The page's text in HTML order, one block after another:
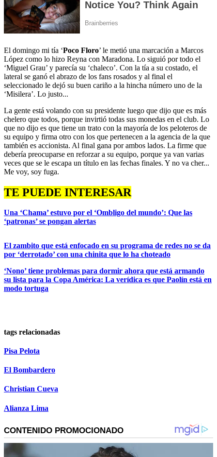
El domingo mi tía ‘Poco Floro’ le metió una marcación a Marcos
López como lo hizo Reyna con Maradona. Lo siguió por todo el
‘Miguel Grau’ y parecía su ‘chaleco’. Con la tía a su costado, el
lateral se ganó el abrazo de los fans rosados y al final el
seleccionado le dejó su buen cariño a la hincha número uno de la
‘Misilera’. Lo justo...
La gente está volando con su presidente luego que dijo que es más
chelero que todos, porque invirtió todas sus monedas en el club. Lo
que no dijo es que tiene un trato con la mayoría de los peloteros de
su equipo y firma otro con los que pertenecen a la agencia de la que
también es accionista. Al final gana por ambos lados. La firme que
debería preocuparse en reforzar a su equipo, porque ya van varias
veces que se le escapa un título en las fechas finales. Y no va cher...
Me voy, soy fuga.
TE PUEDE INTERESAR
Una ‘Chama’ estuvo por el ‘Ombligo del mundo’: Que las
‘patronas’ se pongan alertas
El zambito que está enfocado en su programa de redes no se da
por ‘derrotado’ con una chinita que lo ha choteado
‘Nono’ tiene problemas para dormir ahora que está armando
su lista para la Copa América: La verídica es que Paolín está en
modo tortuga
tags relacionadas
Pisa Pelota
El Bombardero
Christian Cueva
Alianza Lima